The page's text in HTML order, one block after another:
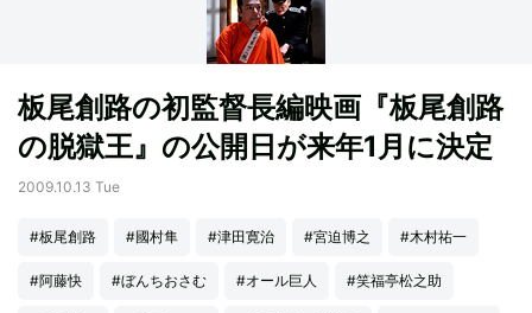
板尾創路の初監督長編映画『板尾創路
の脱獄王』の公開日が来年1月に決定
2009.10.13 Tue
#板尾創路 #國村隼 #津田寛治 #宮迫博之 #木村祐一
#阿藤快 #ぼんちおさむ #オール巨人 #笑福亭松之助